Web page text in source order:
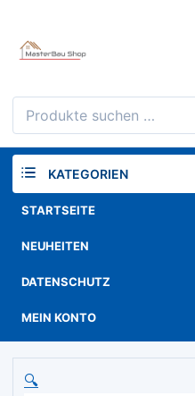
content
Suchen
nach:
KATEGORIEN
STARTSEITE
NEUHEITEN
DATENSCHUTZ
MEIN KONTO
🔍